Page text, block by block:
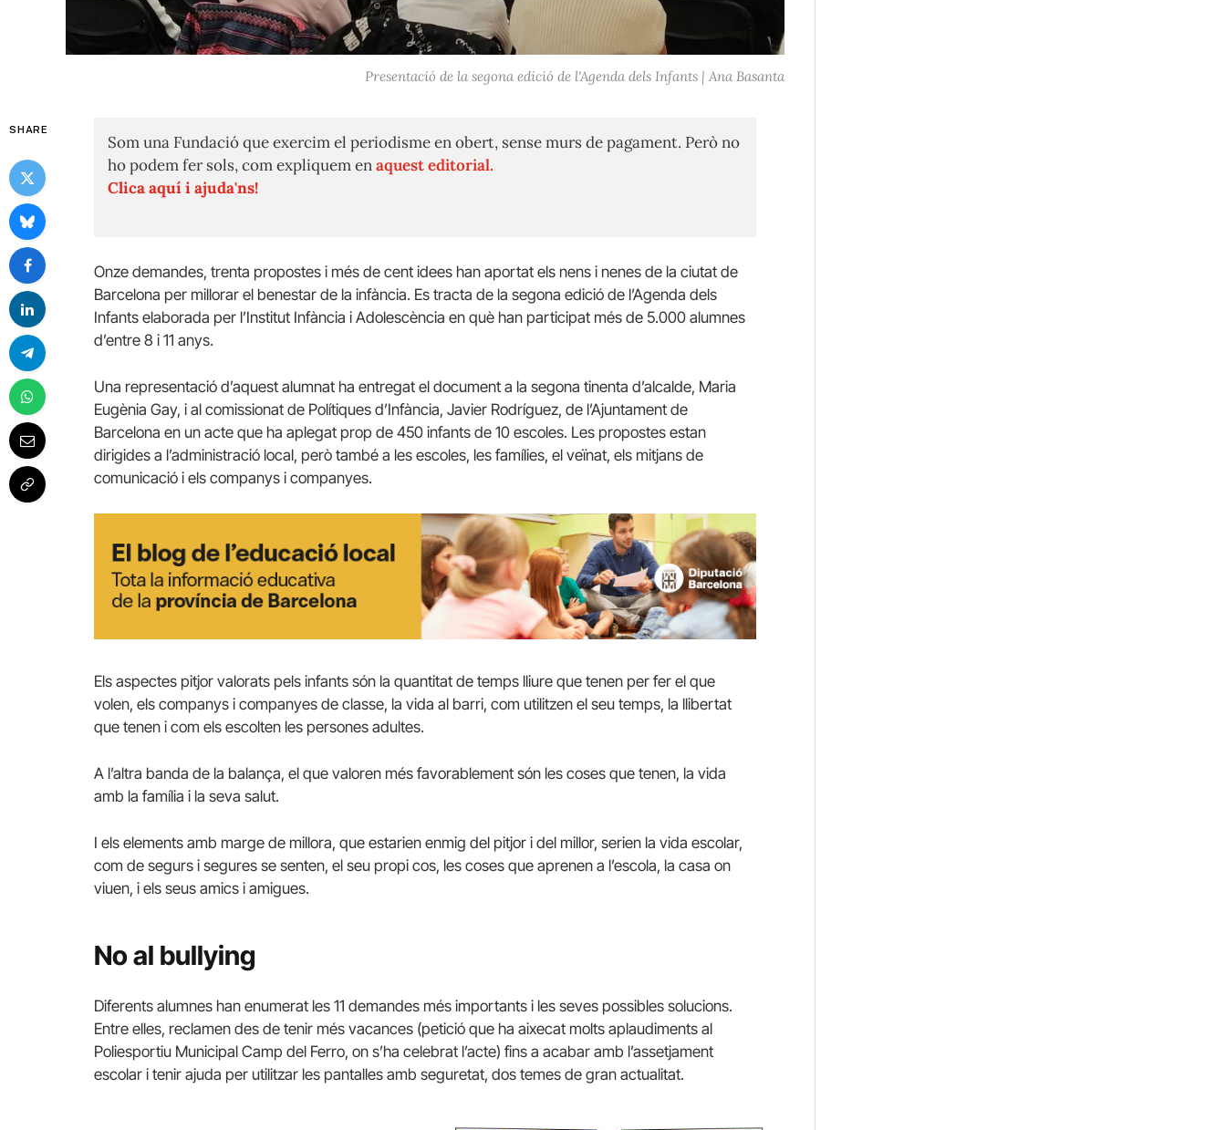
Presentació de la segona edició de l'Agenda dels Infants | Ana Basanta
SHARE
Som una Fundació que exercim el periodisme en obert, sense murs de pagament. Però no
ho podem fer sols, com expliquem enaquest editorial.
Clica aquí i ajuda'ns!
Onze demandes, trenta propostes i més de cent idees han aportat els nens i nenes de la ciutat de
Barcelona per millorar el benestar de la infància. Es tracta de la segona edició de l’Agenda dels
Infants elaborada per l’Institut Infància i Adolescència en què han participat més de 5.000 alumnes
d’entre 8 i 11 anys.
Una representació d’aquest alumnat ha entregat el document a la segona tinenta d’alcalde, Maria
Eugènia Gay, i al comissionat de Polítiques d’Infància, Javier Rodríguez, de l’Ajuntament de
Barcelona en un acte que ha aplegat prop de 450 infants de 10 escoles. Les propostes estan
dirigides a l’administració local, però també a les escoles, les famílies, el veïnat, els mitjans de
comunicació i els companys i companyes.
Els aspectes pitjor valorats pels infants són la quantitat de temps lliure que tenen per fer el que
volen, els companys i companyes de classe, la vida al barri, com utilitzen el seu temps, la llibertat
que tenen i com els escolten les persones adultes.
A l’altra banda de la balança, el que valoren més favorablement són les coses que tenen, la vida
amb la família i la seva salut.
I els elements amb marge de millora, que estarien enmig del pitjor i del millor, serien la vida escolar,
com de segurs i segures se senten, el seu propi cos, les coses que aprenen a l’escola, la casa on
viuen, i els seus amics i amigues.
No al bullying
Diferents alumnes han enumerat les 11 demandes més importants i les seves possibles solucions.
Entre elles, reclamen des de tenir més vacances (petició que ha aixecat molts aplaudiments al
Poliesportiu Municipal Camp del Ferro, on s’ha celebrat l’acte) fins a acabar amb l’assetjament
escolar i tenir ajuda per utilitzar les pantalles amb seguretat, dos temes de gran actualitat.